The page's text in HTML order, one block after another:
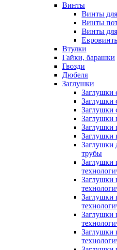
Винты
Винты
Винты
Винты
Втулки
Гайки, барашки
Гвозди
Дюбеля
Заглушки
Заглушки
Заглушки
Заглушки
Заглушки
Заглушки
Заглушки
Заглушки
трубы
Заглушки
Заглушки
Заглушки
Заглушки
Заглушки